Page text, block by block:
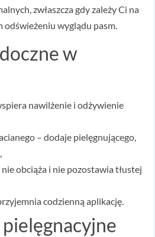
zwłaszcza gdy zależy Ci na
odświeżeniu wyglądu pasm.
w
nawilżenie i odżywienie
– dodaje pielęgnującego,
obciąża i nie pozostawia tłustej
codzienną aplikację.